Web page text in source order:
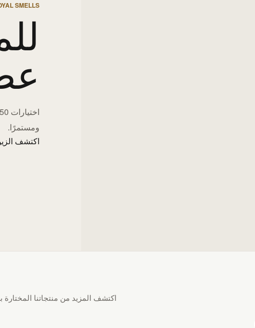
SMELLS
ومستمرًا.
اكتشف
اكتشف المزيد من منتجاتنا المختارة